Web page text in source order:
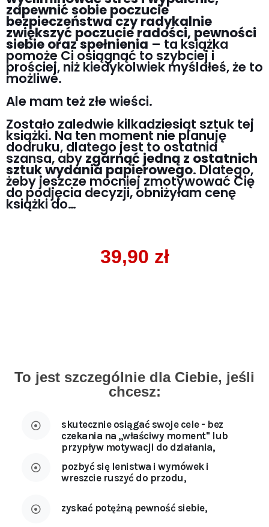
zapewnić sobie poczucie
bezpieczeństwa czy radykalnie
zwiększyć poczucie radości, pewności
siebie oraz spełnienia – ta książka
pomoże Ci osiągnąć to szybciej i
prościej, niż kiedykolwiek myślałeś, że to
możliwe.
Ale mam też złe wieści.
Zostało zaledwie kilkadziesiąt sztuk tej
książki. Na ten moment nie planuję
dodruku, dlatego jest to ostatnia
szansa, aby zgarnąć jedną z ostatnich
sztuk wydania papierowego. Dlatego,
żeby jeszcze mocniej zmotywować Cię
do podjęcia decyzji, obniżyłam cenę
książki do…
39,90 zł
To jest szczególnie dla Ciebie, jeśli
chcesz:
skutecznie osiągać swoje cele - bez
czekania na ,,właściwy moment'' lub
przypływ motywacji do działania,
pozbyć się lenistwa i wymówek i
wreszcie ruszyć do przodu,
zyskać potężną pewność siebie,